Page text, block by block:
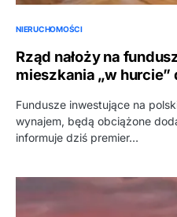
NIERUCHOMOŚCI
Rząd nałoży na
mieszkania „w hurcie”
Fundusze inwestujące na
wynajem, będą obciążone
informuje dziś premier…